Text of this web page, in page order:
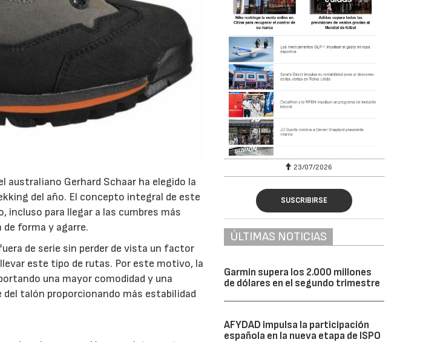
australiano Gerhard Schaar ha elegido la
del año. El concepto integral de este
incluso para llegar a las cumbres más
forma y agarre.
de serie sin perder de vista un factor
este tipo de rutas. Por este motivo, la
una mayor comodidad y una
talón proporcionando más estabilidad
23/07/2026
SUSCRIBIRSE
ÚLTIMAS NOTICIAS
Garmin supera los 2.000 millones
de dólares en el segundo trimestre
AFYDAD impulsa la participación
española en la nueva etapa de ISPO